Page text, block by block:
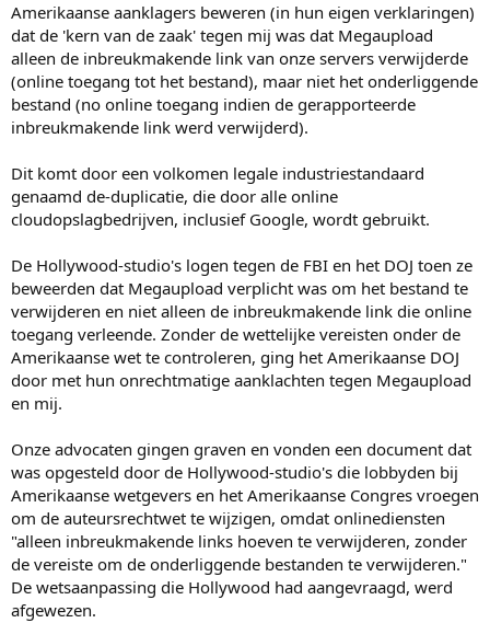
Amerikaanse aanklagers beweren (in hun eigen verklaringen)
dat de 'kern van de zaak' tegen mij was dat Megaupload
alleen de inbreukmakende link van onze servers verwijderde
(online toegang tot het bestand), maar niet het onderliggende
bestand (no online toegang indien de gerapporteerde
inbreukmakende link werd verwijderd).
Dit komt door een volkomen legale industriestandaard
genaamd de-duplicatie, die door alle online
cloudopslagbedrijven, inclusief Google, wordt gebruikt.
De Hollywood-studio's logen tegen de FBI en het DOJ toen ze
beweerden dat Megaupload verplicht was om het bestand te
verwijderen en niet alleen de inbreukmakende link die online
toegang verleende. Zonder de wettelijke vereisten onder de
Amerikaanse wet te controleren, ging het Amerikaanse DOJ
door met hun onrechtmatige aanklachten tegen Megaupload
en mij.
Onze advocaten gingen graven en vonden een document dat
was opgesteld door de Hollywood-studio's die lobbyden bij
Amerikaanse wetgevers en het Amerikaanse Congres vroegen
om de auteursrechtwet te wijzigen, omdat onlinediensten
"alleen inbreukmakende links hoeven te verwijderen, zonder
de vereiste om de onderliggende bestanden te verwijderen."
De wetsaanpassing die Hollywood had aangevraagd, werd
afgewezen.